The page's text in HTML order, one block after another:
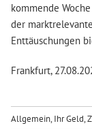
kommende
der
Enttäuschungen
Frankfurt,
Allgemein, Ihr Geld,